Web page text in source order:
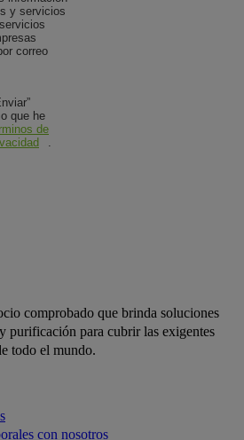
y servicios
correo
que he
de
.
comprobado que brinda soluciones
purificación para cubrir las exigentes
todo el mundo.
con nosotros